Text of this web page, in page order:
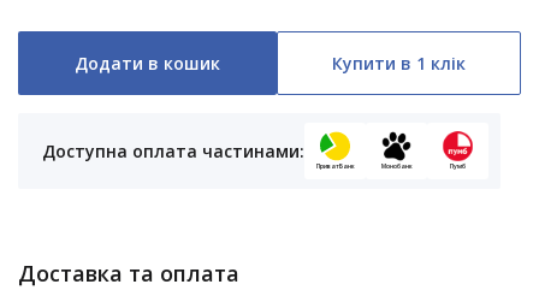
Додати в кошик Купити в 1 клік
Доступна оплата частинами:
ПриватБанк Монобанк Пумб
Доставка та оплата